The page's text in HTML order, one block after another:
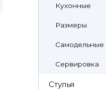
Кухонные
Размеры
Самодельные
Сервировка
Стулья